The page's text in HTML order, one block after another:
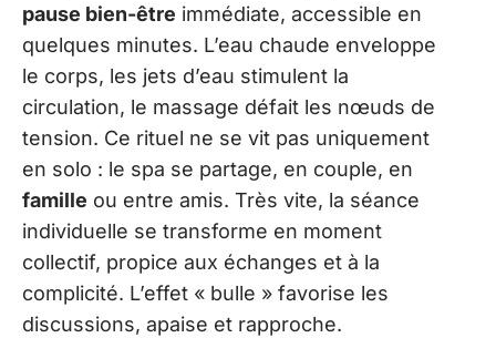
pause bien-être immédiate, accessible en
quelques minutes. L’eau chaude enveloppe
le corps, les jets d’eau stimulent la
circulation, le massage défait les nœuds de
tension. Ce rituel ne se vit pas uniquement
en solo : le spa se partage, en couple, en
famille ou entre amis. Très vite, la séance
individuelle se transforme en moment
collectif, propice aux échanges et à la
complicité. L’effet « bulle » favorise les
discussions, apaise et rapproche.